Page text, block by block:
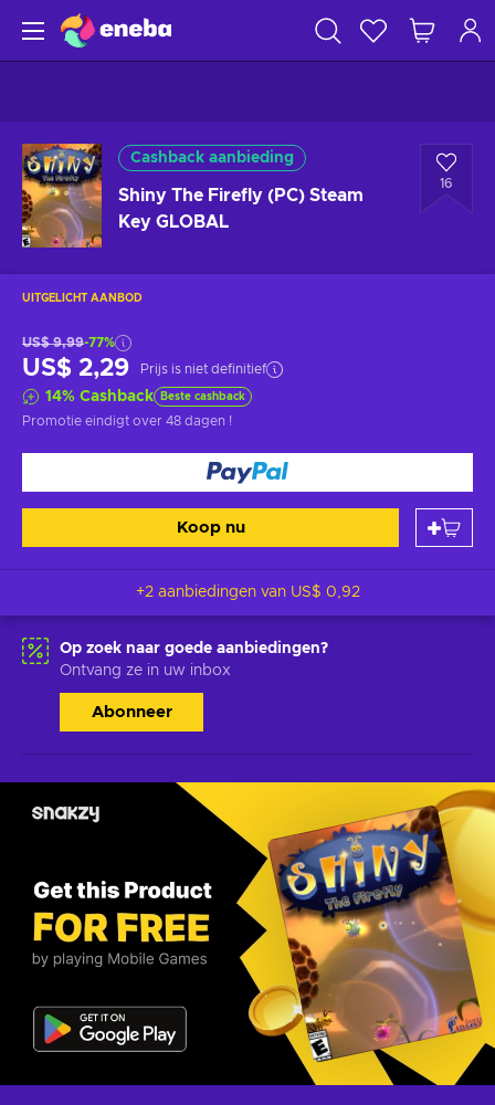
Cashback aanbieding
Shiny The Firefly (PC) Steam
Key GLOBAL
16
UITGELICHT AANBOD
US$ 9,99-77%
US$ 2,29 Prijs is niet definitief
14% Cashback Beste cashback
Promotie eindigt over 48 dagen !
Koop nu
+2 aanbiedingen van US$ 0,92
Op zoek naar goede aanbiedingen?
Ontvang ze in uw inbox
Abonneer